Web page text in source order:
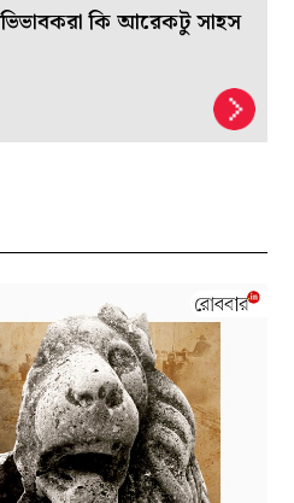
কি আরেকটু সাহস